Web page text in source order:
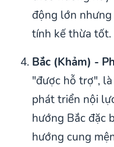
động lớn
tính kế thừa tốt.
Bắc (Khảm) -
"được hỗ trợ",
phát triển nội
hướng Bắc đặc
hướng cung